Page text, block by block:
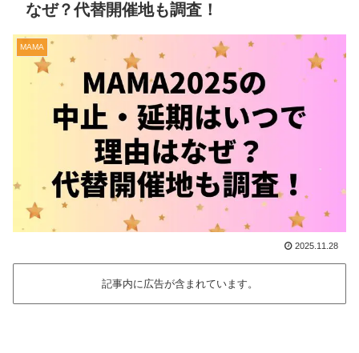
なぜ？代替開催地も調査！
MAMA
2025.11.28
記事内に広告が含まれています。